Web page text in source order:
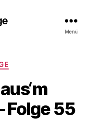
Menü
Folge 55